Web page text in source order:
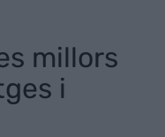
millors
i